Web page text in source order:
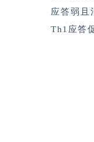
应答弱且
Th1应答